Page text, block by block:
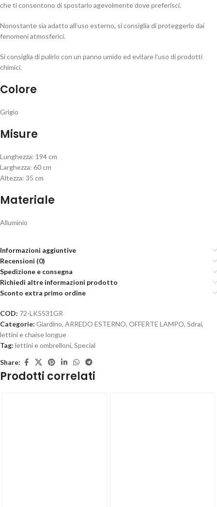
che ti consentono di spostarlo agevolmente dove preferisci.
Nonostante sia adatto all’uso esterno, si consiglia di proteggerlo dai
fenomeni atmosferici.
Si consiglia di pulirlo con un panno umido ed evitare l’uso di prodotti
chimici.
Colore
Grigio
Misure
Lunghezza: 194 cm
Larghezza: 60 cm
Altezza: 35 cm
Materiale
Alluminio
Informazioni aggiuntive
Recensioni (0)
Spedizione e consegna
Richiedi altre informazioni prodotto
Sconto extra primo ordine
COD: 72-LK5531GR
Categorie: Giardino, ARREDO ESTERNO, OFFERTE LAMPO, Sdrai,
lettini e chaise longue
Tag: lettini e ombrelloni, Special
Share:
Prodotti correlati